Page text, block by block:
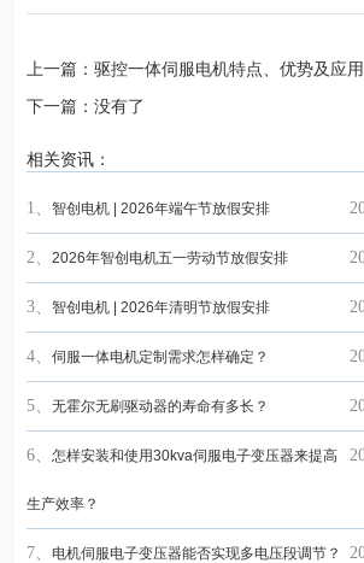
上一篇：驱控一体伺服电机特点、优势及应用
下一篇：没有了
相关资讯：
1、 智创电机 | 2026年端午节放假安排
2、 2026年智创电机五一劳动节放假安排
3、 智创电机 | 2026年清明节放假安排
4、 伺服一体电机定制需求怎样确定？
5、 无霍尔无刷驱动器的寿命有多长？
6、 怎样安装和使用30kva伺服电子变压器来提高
生产效率？
7、 电机伺服电子变压器能否实现多电压段调节？